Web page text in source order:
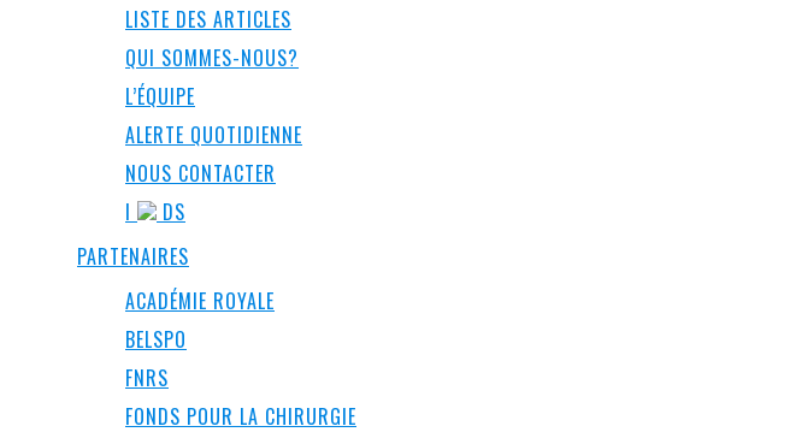
LISTE DES ARTICLES
QUI SOMMES-NOUS?
L’ÉQUIPE
ALERTE QUOTIDIENNE
NOUS CONTACTER
I
DS
PARTENAIRES
ACADÉMIE ROYALE
BELSPO
FNRS
FONDS POUR LA CHIRURGIE